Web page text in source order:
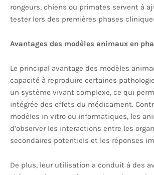
rongeurs, chiens ou primates servent à
tester lors des premières phases
Avantages des modèles animaux en
Le principal avantage des modèles
capacité à reproduire certaines
un système vivant complexe, ce qui
intégrée des effets du médicament.
modèles in vitro ou informatiques, les
d’observer les interactions entre les
secondaires potentiels et les réponses
De plus, leur utilisation a conduit à des